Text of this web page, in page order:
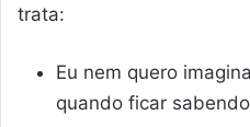
trata:
Eu nem quero
quando ficar